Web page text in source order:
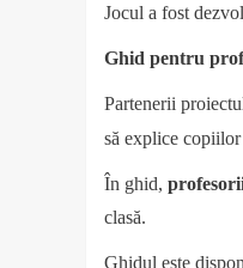
Jocul a fost
Ghid pentru
Partenerii
să explice
În ghid,
clasă.
Ghidul este